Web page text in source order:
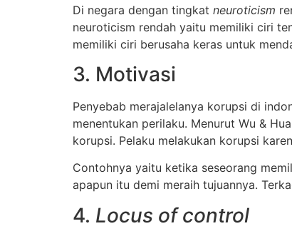
Di negara dengan tingkat neuroticism
neuroticism rendah yaitu memiliki ciri
memiliki ciri berusaha keras untuk
3. Motivasi
Penyebab merajalelanya korupsi di
menentukan perilaku. Menurut Wu &
korupsi. Pelaku melakukan korupsi
Contohnya yaitu ketika seseorang
apapun itu demi meraih tujuannya.
4. Locus of control